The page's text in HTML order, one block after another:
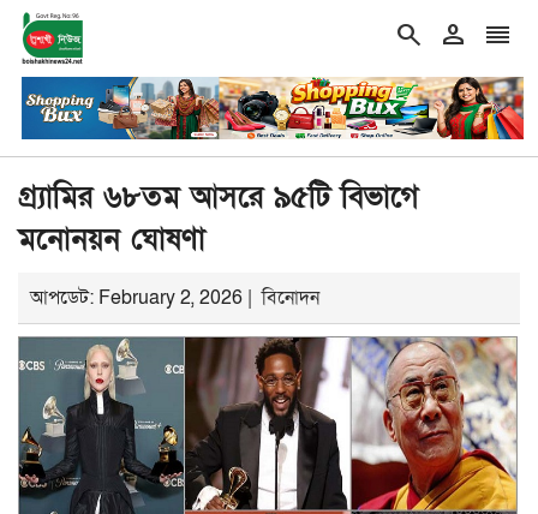
search person reorder
শিরোনাম
সরকারকে ব্যর্থ করতে দেশের বিরুদ্ধে একটি দল চক্রান্ত করছে
গ্র্যামির ৬৮তম আসরে ৯৫টি বিভাগে
মনোনয়ন ঘোষণা
আপডেট: February 2, 2026 | বিনোদন